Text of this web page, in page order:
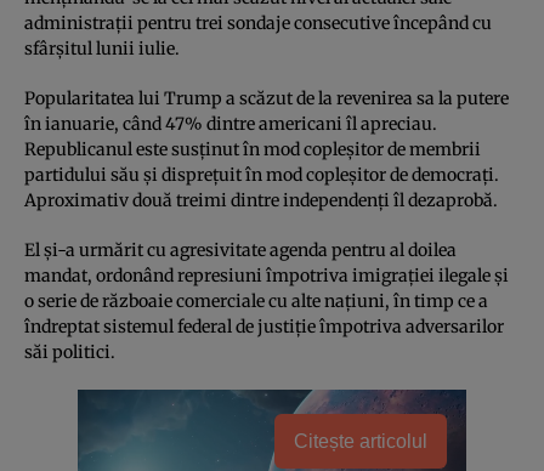
administrații pentru trei sondaje consecutive începând cu
sfârșitul lunii iulie.
Popularitatea lui Trump a scăzut de la revenirea sa la putere
în ianuarie, când 47% dintre americani îl apreciau.
Republicanul este susținut în mod copleșitor de membrii
partidului său și disprețuit în mod copleșitor de democrați.
Aproximativ două treimi dintre independenți îl dezaprobă.
El și-a urmărit cu agresivitate agenda pentru al doilea
mandat, ordonând represiuni împotriva imigrației ilegale și
o serie de războaie comerciale cu alte națiuni, în timp ce a
îndreptat sistemul federal de justiție împotriva adversarilor
săi politici.
Citește articolul